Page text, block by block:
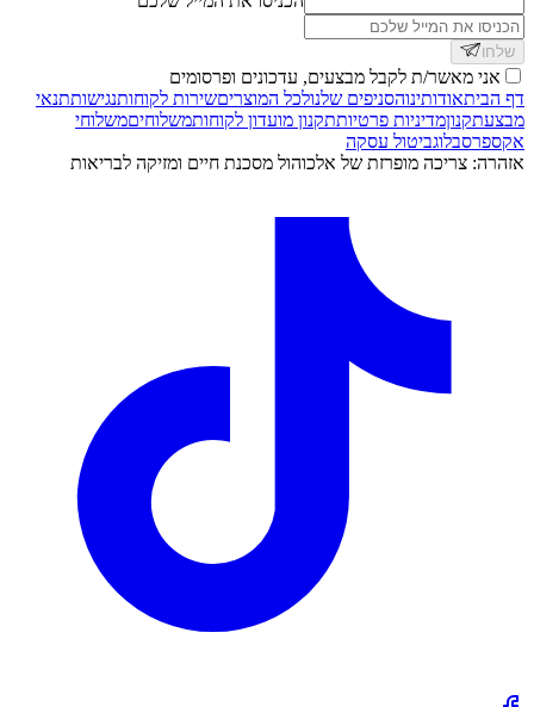
שלחו
אני מאשר/ת לקבל מבצעים, עדכונים ופרסומים
דף הביתאודותינוהסניפים שלנולכל המוצריםשירות לקוחותנגישותתנאי
מבצעתקנוןמדיניות פרטיותתקנון מועדון לקוחותמשלוחיםמשלוחי
אקספרסבלוגביטול עסקה
אזהרה: צריכה מופרזת של אלכוהול מסכנת חיים ומזיקה לבריאות